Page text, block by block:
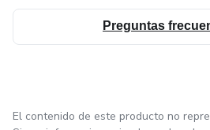
No es teoría. Es experiencia real.
Si estás listo para cambiar tu estilo
Preguntas
El contenido de este producto no